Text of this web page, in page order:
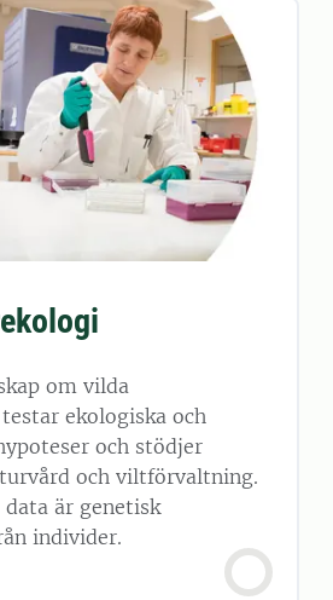
om vilda
ekologiska och
och stödjer
och viltförvaltning.
är genetisk
individer.